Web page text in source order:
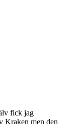
fick jag
Kraken men den